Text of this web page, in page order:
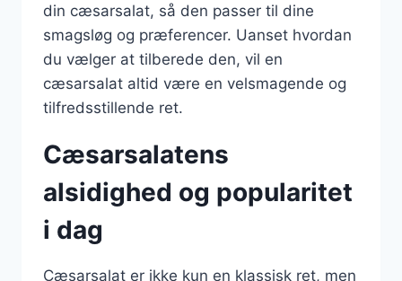
din cæsarsalat, så den passer til dine
smagsløg og præferencer. Uanset hvordan
du vælger at tilberede den, vil en
cæsarsalat altid være en velsmagende og
tilfredsstillende ret.
Cæsarsalatens
alsidighed og popularitet
i dag
Cæsarsalat er ikke kun en klassisk ret, men